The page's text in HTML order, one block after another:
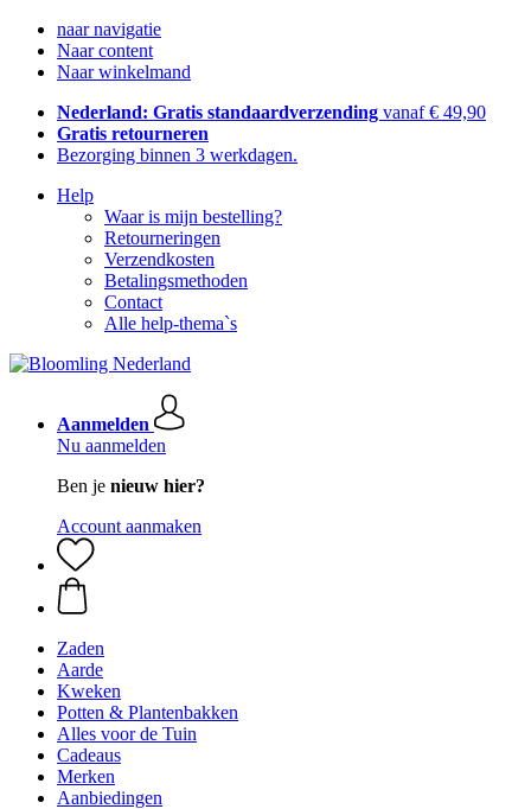
naar navigatie
Naar content
Naar winkelmand
Nederland: Gratis standaardverzending vanaf € 49,90
Gratis retourneren
Bezorging binnen 3 werkdagen.
Help
Waar is mijn bestelling?
Retourneringen
Verzendkosten
Betalingsmethoden
Contact
Alle help-thema`s
Aanmelden
Nu aanmelden
Ben je nieuw hier?
Account aanmaken
Zaden
Aarde
Kweken
Potten & Plantenbakken
Alles voor de Tuin
Cadeaus
Merken
Aanbiedingen